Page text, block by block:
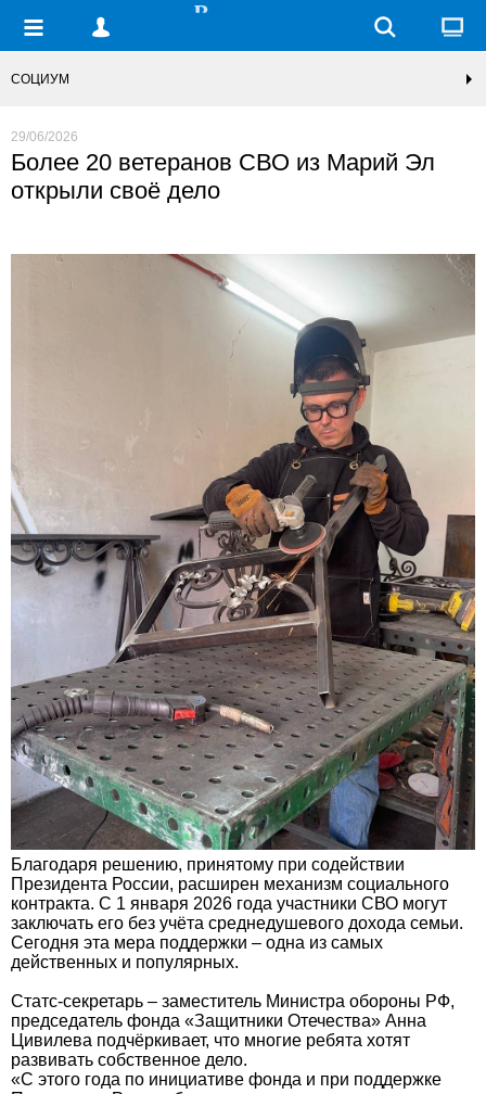
СОЦИУМ
29/06/2026
Более 20 ветеранов СВО из Марий Эл
открыли своё дело
Благодаря решению, принятому при содействии
Президента России, расширен механизм социального
контракта. С 1 января 2026 года участники СВО могут
заключать его без учёта среднедушевого дохода семьи.
Сегодня эта мера поддержки – одна из самых
действенных и популярных.
Статс-секретарь – заместитель Министра обороны РФ,
председатель фонда «Защитники Отечества» Анна
Цивилева подчёркивает, что многие ребята хотят
развивать собственное дело.
«С этого года по инициативе фонда и при поддержке